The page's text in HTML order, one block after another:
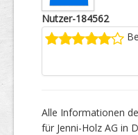
Nutzer-184562
Alle Informationen
für Jenni-Holz AG in